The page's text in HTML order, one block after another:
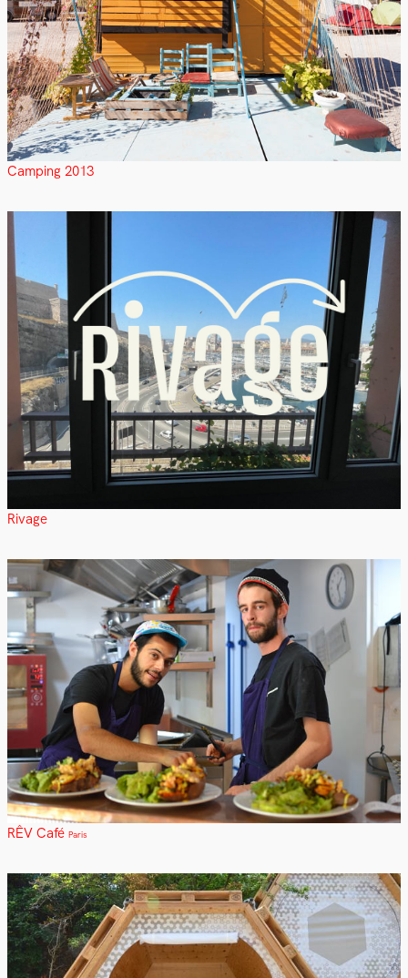
Camping 2013
Rivage
RÊV Café Paris